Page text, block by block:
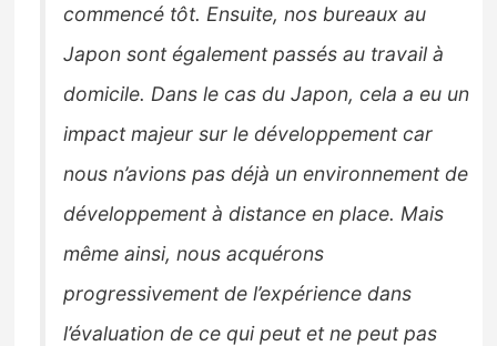
commencé tôt. Ensuite, nos bureaux au
Japon sont également passés au travail à
domicile. Dans le cas du Japon, cela a eu un
impact majeur sur le développement car
nous n’avions pas déjà un environnement de
développement à distance en place. Mais
même ainsi, nous acquérons
progressivement de l’expérience dans
l’évaluation de ce qui peut et ne peut pas